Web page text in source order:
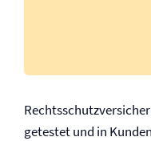
getestet und in